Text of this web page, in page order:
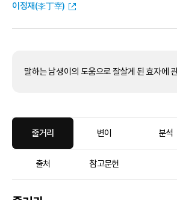
이정재(李丁宰)
말하는 남생이의 도움으로 잘살게 된 효자에
줄거리 변이 분석
출처 참고문헌